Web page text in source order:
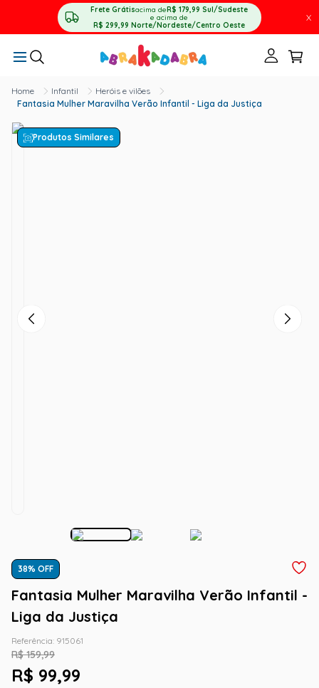
Frete Grátisacima deR$ 179,99 Sul/Sudeste
e acima de
R$ 299,99 Norte/Nordeste/Centro Oeste
X
Infantil
Heróis e vilões
Fantasia Mulher Maravilha Verão Infantil - Liga da Justiça
Produtos Similares
38% OFF
Fantasia Mulher Maravilha Verão Infantil -
Liga da Justiça
Referência: 915061
R$ 159,99
R$ 99,99